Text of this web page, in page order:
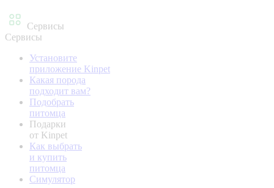
Сервисы
Сервисы
Установите
приложение Kinpet
Какая порода
подходит вам?
Подобрать
питомца
Подарки
от Kinpet
Как выбрать
и купить
питомца
Симулятор